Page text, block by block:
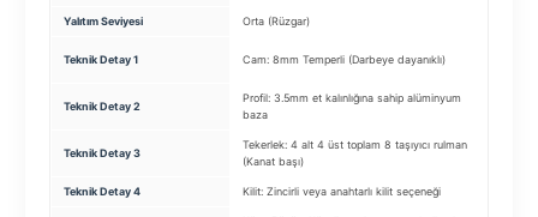
Yalıtım Seviyesi Orta (Rüzgar)
Teknik Detay 1 Cam: 8mm Temperli (Darbeye dayanıklı)
Teknik Detay 2
Profil: 3.5mm et kalınlığına sahip alüminyum
baza
Teknik Detay 3
Tekerlek: 4 alt 4 üst toplam 8 taşıyıcı rulman
(Kanat başı)
Teknik Detay 4 Kilit: Zincirli veya anahtarlı kilit seçeneği